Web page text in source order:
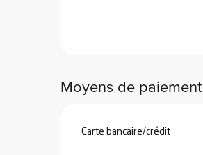
Moyens de paiement
Carte bancaire/crédit